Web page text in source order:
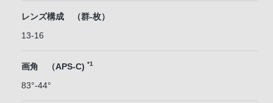
レンズ構成 （群-枚）
13-16
画角 （APS-C) *1
83°-44°